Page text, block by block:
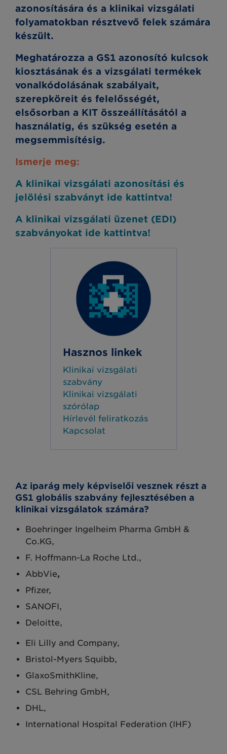
azonosítására és a klinikai vizsgálati
folyamatokban résztvevő felek számára
készült.
Meghatározza a GS1 azonosító kulcsok
kiosztásának és a vizsgálati termékek
vonalkódolásának szabályait,
szerepköreit és felelősségét,
elsősorban a KIT összeállításától a
használatig, és szükség esetén a
megsemmisítésig.
Ismerje meg:
A klinikai vizsgálati azonosítási és
jelölési szabványt ide kattintva!
A klinikai vizsgálati üzenet (EDI)
szabványokat ide kattintva!
Hasznos linkek
Klinikai vizsgálati
szabvány
Klinikai vizsgálati
szórólap
Hírlevél feliratkozás
Kapcsolat
Az iparág mely képviselői vesznek részt a
GS1 globális szabvány fejlesztésében a
klinikai vizsgálatok számára?
Boehringer Ingelheim Pharma GmbH &
Co.KG,
F. Hoffmann-La Roche Ltd.,
AbbVie,
Pfizer,
SANOFI,
Deloitte,
Eli Lilly and Company,
Bristol-Myers Squibb,
GlaxoSmithKline,
CSL Behring GmbH,
DHL,
International Hospital Federation (IHF)